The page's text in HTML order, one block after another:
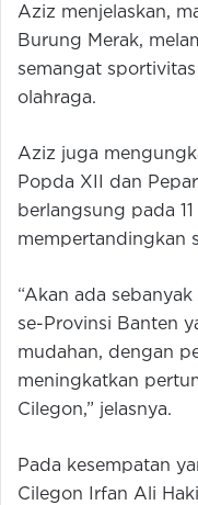
Aziz menjelaskan,
Burung Merak,
semangat
olahraga.
Aziz juga
Popda XII dan
berlangsung pada
mempertandingkan
“Akan ada
se-Provinsi Banten
mudahan, dengan
meningkatkan
Cilegon,” jelasnya.
Pada kesempatan
Cilegon Irfan Ali